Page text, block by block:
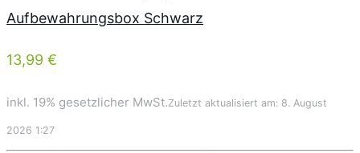
Aufbewahrungsbox Schwarz
13,99 €
inkl. 19% gesetzlicher MwSt.Zuletzt aktualisiert am: 8. August
2026 1:27